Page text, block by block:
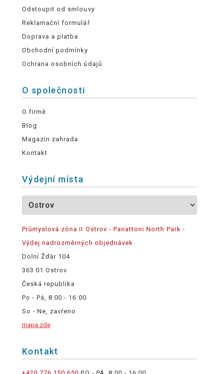
Odstoupit od smlouvy
Reklamační formulář
Doprava a platba
Obchodní podmínky
Ochrana osobních údajů
O společnosti
O firmě
Blog
Magazín zahrada
Kontakt
Výdejní místa
Průmyslová zóna II Ostrov - Panattoni North Park -
Výdej nadrozměrných objednávek
Dolní Žďár 104
363 01 Ostrov
Česká republika
Po - Pá, 8:00 - 16:00
So - Ne, zavřeno
mapa zde
Kontakt